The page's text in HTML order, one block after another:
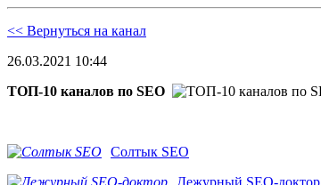
<< Вернуться на канал
26.03.2021 10:44
ТОП-10 каналов по SEO
Солтык SEO
Дежурный SEO-доктор